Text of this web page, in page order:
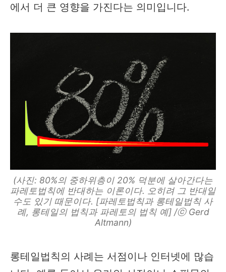
에서 더 큰 영향을 가진다는 의미입니다.
(사진: 80%의 중하위층이 20% 덕분에 살아간다는
파레토법칙에 반대하는 이론이다. 오히려 그 반대일
수도 있기 때문이다. [파레토법칙과 롱테일법칙 사
례, 롱테일의 법칙과 파레토의 법칙 예] /ⓒ Gerd
Altmann)
롱테일법칙의 사례는 서점이나 인터넷에 많습